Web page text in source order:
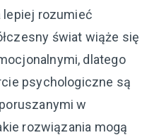
lepiej rozumieć
świat wiąże się
dlatego
psychologiczne są
w
rozwiązania mogą